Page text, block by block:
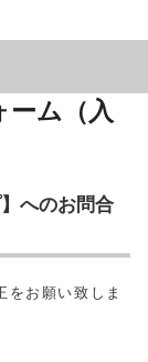
ーム（入
へのお問合
をお願い致しま